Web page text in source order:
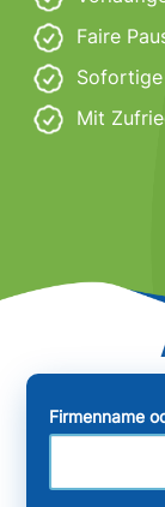
Faire
Mit
Firmenname